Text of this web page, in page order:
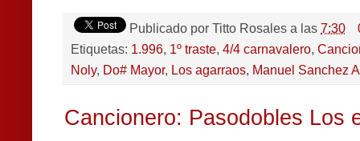
Publicado por Titto Rosales a las 7:30
Etiquetas: 1.996, 1º traste, 4/4 carnavalero,
Noly, Do# Mayor, Los agarraos, Manuel Sanchez
Cancionero: Pasodobles Los